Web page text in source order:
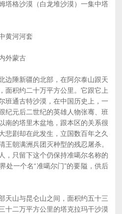
格沙漠（白龙堆沙漠）一集中塔
河河套
外蒙古
陲新疆的北部，在阿尔泰山跟天
面积约二十万平方公里。它跟它上
班通古特沙漠，在中国历史上，一
纪元后二世纪的英雄人物张骞、班
南的塔里木盆地，跟本区的关系很
悲剧却在此发生，立国数百年之久
王朝满洲兵团灭种型的残忍屠杀。
，只留下这个仍保持准噶尔名称的
处一个名“准噶尔门”的要隘，供后
山与昆仑山之间，面积约五十三
十二万平方公里的塔克拉玛干沙漠